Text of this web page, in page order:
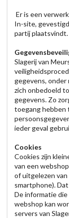
Er is een
In-site,
partij plaatsvindt.
Slagerij van
gegevens, onder
zich onbedoeld
gegevens. Zo
toegang hebben
ieder geval
Cookies
Cookies zijn
van een
of uitgelezen
smartphone).
De informatie
webshop kan
servers van